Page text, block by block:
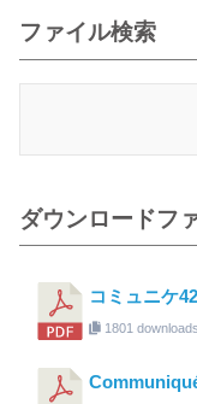
ファイル検索
ダウンロードフ
コミュニケ
1801